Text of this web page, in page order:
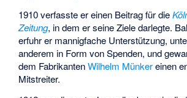
1910 verfasste er einen Beitrag für die
Zeitung, in dem er seine Ziele darlegte.
erfuhr er mannigfache Unterstützung,
anderem in Form von Spenden, und
dem FabrikantenWilhelm Münkereinen
Mitstreiter.